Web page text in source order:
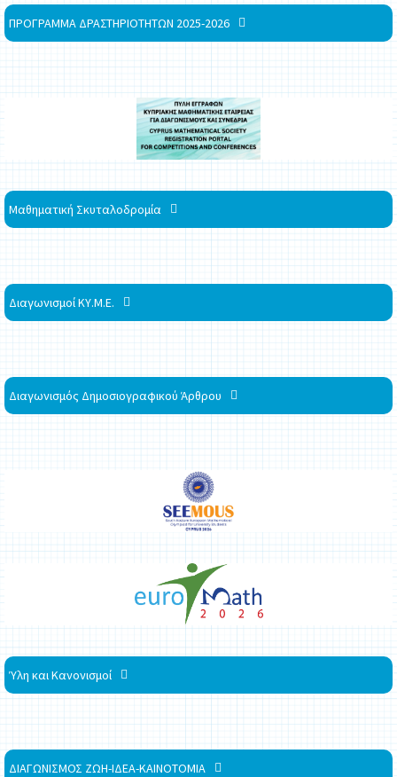
ΠΡΟΓΡΑΜΜΑ ΔΡΑΣΤΗΡΙΟΤΗΤΩΝ 2025-2026
Μαθηματική Σκυταλοδρομία
Διαγωνισμοί ΚΥ.Μ.Ε.
Διαγωνισμός Δημοσιογραφικού Άρθρου
Ύλη και Κανονισμοί
ΔΙΑΓΩΝΙΣΜΟΣ ΖΩΗ-ΙΔΕΑ-ΚΑΙΝΟΤΟΜΙΑ